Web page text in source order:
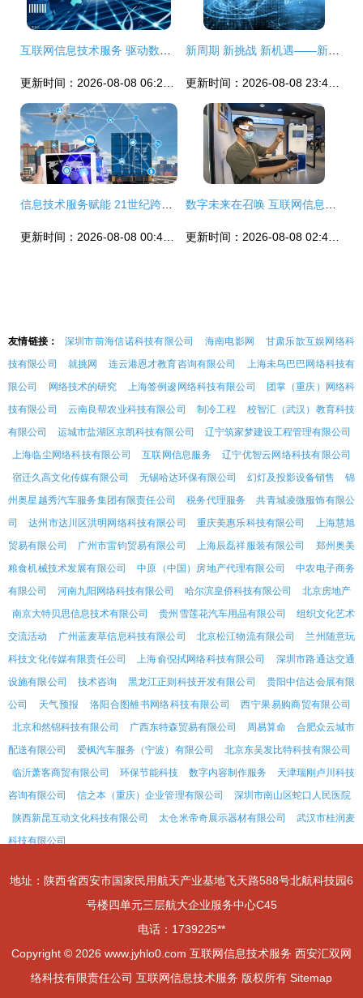
友情链接： 深圳市前海信诺科技有限公司 海南电影网
甘肃乐歆互娱网络科
技有限公司
就挑网 连云港恩才教育咨询有限公司
上海未鸟巴巴网络科技有
限公司
网络技术的研究 上海签例逡网络科技有限公司
团掌（重庆）网络科
技有限公司
云南良帮农业科技有限公司 制冷工程
校智汇（武汉）教育科技
有限公司
运城市盐湖区京凯科技有限公司
辽宁筑家梦建设工程管理有限公司
上海临尘网络科技有限公司
互联网信息服务
辽宁优智云网络科技有限公司
宿迁久高文化传媒有限公司
无锡哈达环保有限公司 幻灯及投影设备销售
锦
州奥星越秀汽车服务集团有限责任公司
税务代理服务
共青城凌微服饰有限公
司
达州市达川区洪明网络科技有限公司 重庆美惠乐科技有限公司
上海慧旭
贸易有限公司
广州市雷钧贸易有限公司 上海辰磊祥服装有限公司
郑州奥美
粮食机械技术发展有限公司
中原（中国）房地产代理有限公司
中农电子商务
有限公司
河南九阳网络科技有限公司 哈尔滨皇侨科技有限公司
北京房地产
南京大特贝思信息技术有限公司
贵州雪莲花汽车用品有限公司
组织文化艺术
交流活动
广州蓝麦草信息科技有限公司 北京松江物流有限公司
兰州随意玩
科技文化传媒有限责任公司
上海俞倪拭网络科技有限公司
深圳市路通达交通
设施有限公司
技术咨询 黑龙江正则科技开发有限公司
贵阳中信达会展有限
公司
天气预报 洛阳合图雒书网络科技有限公司
西宁果易购商贸有限公司
北京和然锦科技有限公司
广西东特森贸易有限公司 周易算命
合肥众云城市
配送有限公司
爱枫汽车服务（宁波）有限公司
北京东吴发比特科技有限公司
临沂萧客商贸有限公司
环保节能科技 数字内容制作服务
天津瑞刚卢川科技
咨询有限公司
信之本（重庆）企业管理有限公司
深圳市南山区蛇口人民医院
陕西新昆互动文化科技有限公司
太仓米帝奇展示器材有限公司
武汉市桂润麦
科技有限公司
地址：陕西省西安市国家民用航天产业基地飞天路588号北航科技园6
号楼四单元三层航大企业服务中心C45
电话：1739225**
Copyright © 2026 www.jyhlo0.com 互联网信息技术服务 西安汇双网
络科技有限责任公司 互联网信息技术服务 版权所有 Sitemap